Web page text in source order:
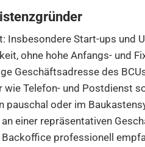
Insbesondere Start-ups und
ohne hohe Anfangs- und
Geschäftsadresse des
Telefon- und Postdienst
pauschal oder im
einer repräsentativen
professionell